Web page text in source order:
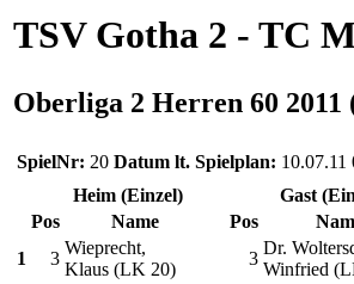
TSV Gotha 2 - TC
Oberliga 2 Herren 60 2011
SpielNr: 20 Datum lt. Spielplan: 10.07.11
Heim (Einzel)
Gast
Pos Name Pos
1
3
Wieprecht,
Klaus (LK 20)
3
Dr.
Winfried